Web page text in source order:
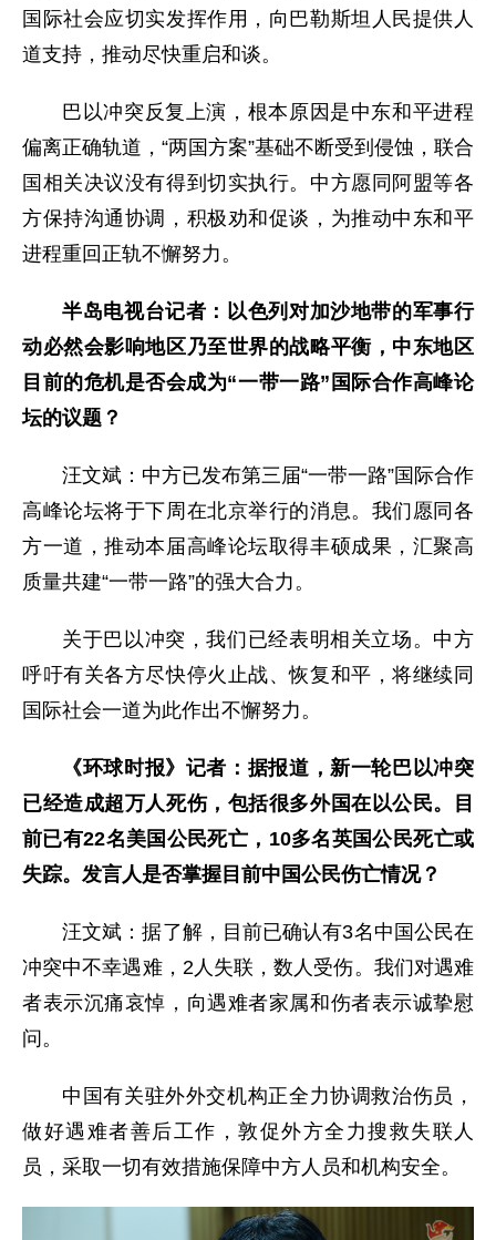
国际社会应切实发挥作用，向巴勒斯坦人民提供人
道支持，推动尽快重启和谈。
巴以冲突反复上演，根本原因是中东和平进程
偏离正确轨道，“两国方案”基础不断受到侵蚀，联合
国相关决议没有得到切实执行。中方愿同阿盟等各
方保持沟通协调，积极劝和促谈，为推动中东和平
进程重回正轨不懈努力。
半岛电视台记者：以色列对加沙地带的军事行
动必然会影响地区乃至世界的战略平衡，中东地区
目前的危机是否会成为“一带一路”国际合作高峰论
坛的议题？
汪文斌：中方已发布第三届“一带一路”国际合作
高峰论坛将于下周在北京举行的消息。我们愿同各
方一道，推动本届高峰论坛取得丰硕成果，汇聚高
质量共建“一带一路”的强大合力。
关于巴以冲突，我们已经表明相关立场。中方
呼吁有关各方尽快停火止战、恢复和平，将继续同
国际社会一道为此作出不懈努力。
《环球时报》记者：据报道，新一轮巴以冲突
已经造成超万人死伤，包括很多外国在以公民。目
前已有22名美国公民死亡，10多名英国公民死亡或
失踪。发言人是否掌握目前中国公民伤亡情况？
汪文斌：据了解，目前已确认有3名中国公民在
冲突中不幸遇难，2人失联，数人受伤。我们对遇难
者表示沉痛哀悼，向遇难者家属和伤者表示诚挚慰
问。
中国有关驻外外交机构正全力协调救治伤员，
做好遇难者善后工作，敦促外方全力搜救失联人
员，采取一切有效措施保障中方人员和机构安全。